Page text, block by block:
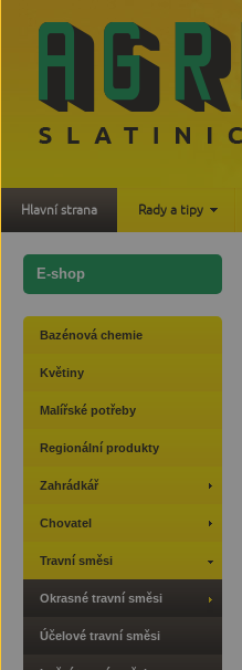
E-shop
Bazénová chemie
Květiny
Malířské potřeby
Regionální produkty
Zahrádkář
Chovatel
Travní směsi
Okrasné travní směsi
Účelové travní směsi
Hlavní strana Rady a tipy